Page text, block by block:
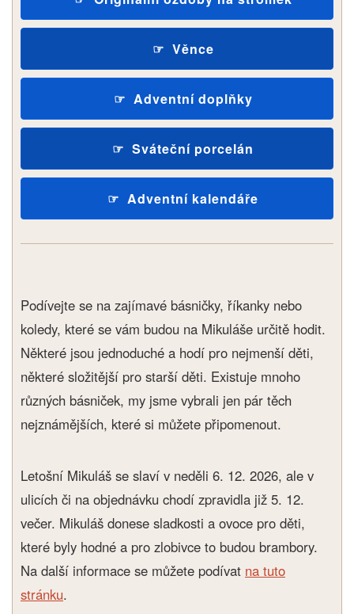
Věnce
Adventní doplňky
Sváteční porcelán
Adventní kalendáře
Podívejte se na zajímavé básničky, říkanky nebo
koledy, které se vám budou na Mikuláše určitě hodit.
Některé jsou jednoduché a hodí pro nejmenší děti,
některé složitější pro starší děti. Existuje mnoho
různých básniček, my jsme vybrali jen pár těch
nejznámějších, které si můžete připomenout.
Letošní Mikuláš se slaví v neděli 6. 12. 2026, ale v
ulicích či na objednávku chodí zpravidla již 5. 12.
večer. Mikuláš donese sladkosti a ovoce pro děti,
které byly hodné a pro zlobivce to budou brambory.
Na další informace se můžete podívat na tuto
stránku.